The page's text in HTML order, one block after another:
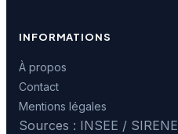
INFORMATIONS
À propos
Contact
Mentions légales
Sources : INSEE / SIRENE